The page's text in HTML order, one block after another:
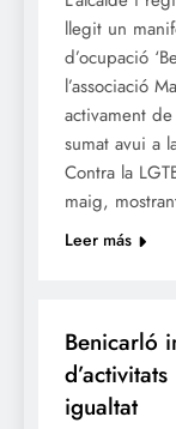
llegit un
d’ocupació
l’associació
activament de
sumat avui a
Contra la
maig,
Leer más
Benicarló
igualtat